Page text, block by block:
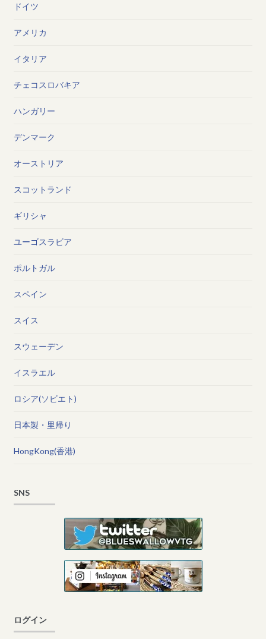
ドイツ
アメリカ
イタリア
チェコスロバキア
ハンガリー
デンマーク
オーストリア
スコットランド
ギリシャ
ユーゴスラビア
ポルトガル
スペイン
スイス
スウェーデン
イスラエル
ロシア(ソビエト)
日本製・里帰り
HongKong(香港)
SNS
ログイン